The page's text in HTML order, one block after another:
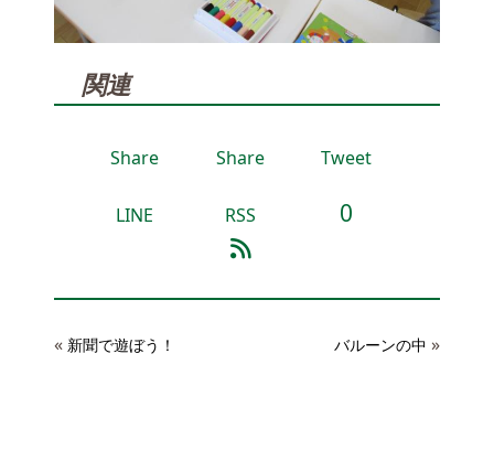
関連
Share Share Tweet
LINE RSS 0
« 新聞で遊ぼう！ バルーンの中 »